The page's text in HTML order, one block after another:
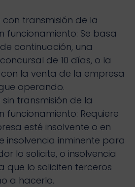
con transmisión de la
funcionamiento: Se basa
continuación, una
de 10 días, o la
la venta de la empresa
operando.
sin transmisión de la
funcionamiento: Requiere
esté insolvente o en
insolvencia inminente para
lo solicite, o insolvencia
que lo soliciten terceros
a hacerlo.